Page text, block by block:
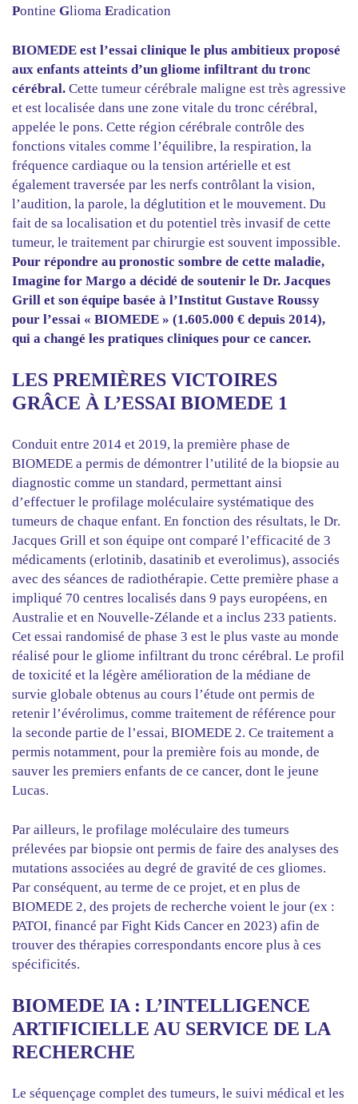
Pontine Glioma Eradication
BIOMEDE est l’essai clinique le plus ambitieux proposé
aux enfants atteints d’un gliome infiltrant du tronc
cérébral. Cette tumeur cérébrale maligne est très agressive
et est localisée dans une zone vitale du tronc cérébral,
appelée le pons. Cette région cérébrale contrôle des
fonctions vitales comme l’équilibre, la respiration, la
fréquence cardiaque ou la tension artérielle et est
également traversée par les nerfs contrôlant la vision,
l’audition, la parole, la déglutition et le mouvement. Du
fait de sa localisation et du potentiel très invasif de cette
tumeur, le traitement par chirurgie est souvent impossible.
Pour répondre au pronostic sombre de cette maladie,
Imagine for Margo a décidé de soutenir le Dr. Jacques
Grill et son équipe basée à l’Institut Gustave Roussy
pour l’essai « BIOMEDE » (1.605.000 € depuis 2014),
qui a changé les pratiques cliniques pour ce cancer.
LES PREMIÈRES VICTOIRES
GRÂCE À L’ESSAI BIOMEDE 1
Conduit entre 2014 et 2019, la première phase de
BIOMEDE a permis de démontrer l’utilité de la biopsie au
diagnostic comme un standard, permettant ainsi
d’effectuer le profilage moléculaire systématique des
tumeurs de chaque enfant. En fonction des résultats, le Dr.
Jacques Grill et son équipe ont comparé l’efficacité de 3
médicaments (erlotinib, dasatinib et everolimus), associés
avec des séances de radiothérapie. Cette première phase a
impliqué 70 centres localisés dans 9 pays européens, en
Australie et en Nouvelle-Zélande et a inclus 233 patients.
Cet essai randomisé de phase 3 est le plus vaste au monde
réalisé pour le gliome infiltrant du tronc cérébral. Le profil
de toxicité et la légère amélioration de la médiane de
survie globale obtenus au cours l’étude ont permis de
retenir l’évérolimus, comme traitement de référence pour
la seconde partie de l’essai, BIOMEDE 2. Ce traitement a
permis notamment, pour la première fois au monde, de
sauver les premiers enfants de ce cancer, dont le jeune
Lucas.
Par ailleurs, le profilage moléculaire des tumeurs
prélevées par biopsie ont permis de faire des analyses des
mutations associées au degré de gravité de ces gliomes.
Par conséquent, au terme de ce projet, et en plus de
BIOMEDE 2, des projets de recherche voient le jour (ex :
PATOI, financé par Fight Kids Cancer en 2023) afin de
trouver des thérapies correspondants encore plus à ces
spécificités.
BIOMEDE IA : L’INTELLIGENCE
ARTIFICIELLE AU SERVICE DE LA
RECHERCHE
Le séquençage complet des tumeurs, le suivi médical et les